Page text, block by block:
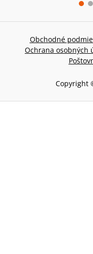
Obchodné
Ochrana osobných
Copyright